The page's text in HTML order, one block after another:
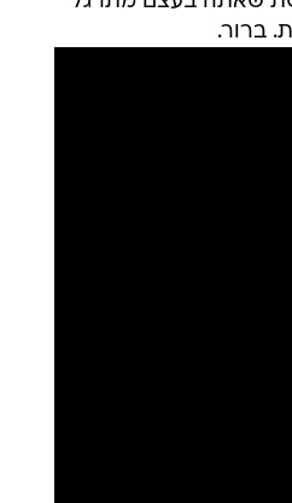
ברור.